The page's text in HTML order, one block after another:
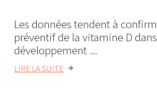
Les données tendent à
préventif de la vitamine D
développement ...
LIRE LA SUITE